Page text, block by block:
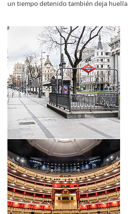
un tiempo detenido también deja huella.